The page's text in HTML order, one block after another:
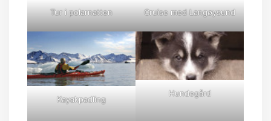
Tur i polarnatten Cruise med Langøysund
Kayakpadling
Hundegård